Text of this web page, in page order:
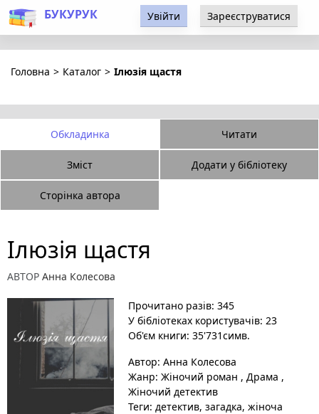
БУКУРУК Увійти Зареєструватися
Головна > Каталог > Ілюзія щастя
Обкладинка Читати
Зміст Додати у бібліотеку
Сторінка автора
Ілюзія щастя
АВТОР Анна Колесова
Прочитано разів: 345
У бібліотеках користувачів: 23
Об'єм книги: 35'731симв.
Автор: Анна Колесова
Жанр: Жіночий роман , Драма ,
Жіночий детектив
Теги: детектив, загадка, жіноча